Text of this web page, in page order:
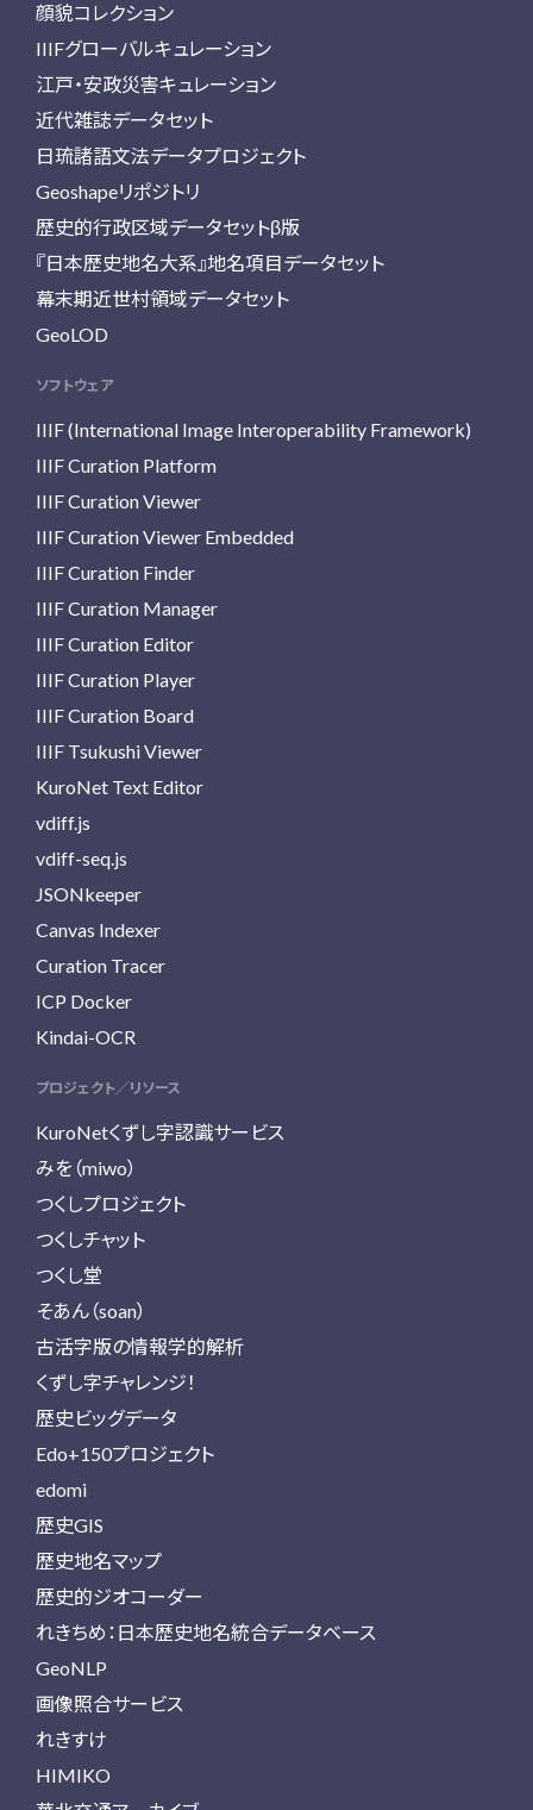
顔貌コレクション
IIIFグローバルキュレーション
江戸・安政災害キュレーション
近代雑誌データセット
日琉諸語文法データプロジェクト
Geoshapeリポジトリ
歴史的行政区域データセットβ版
『日本歴史地名大系』地名項目データセット
幕末期近世村領域データセット
GeoLOD
ソフトウェア
IIIF (International Image Interoperability Framework)
IIIF Curation Platform
IIIF Curation Viewer
IIIF Curation Viewer Embedded
IIIF Curation Finder
IIIF Curation Manager
IIIF Curation Editor
IIIF Curation Player
IIIF Curation Board
IIIF Tsukushi Viewer
KuroNet Text Editor
vdiff.js
vdiff-seq.js
JSONkeeper
Canvas Indexer
Curation Tracer
ICP Docker
Kindai-OCR
プロジェクト／リソース
KuroNetくずし字認識サービス
みを（miwo）
つくしプロジェクト
つくしチャット
つくし堂
そあん（soan）
古活字版の情報学的解析
くずし字チャレンジ！
歴史ビッグデータ
Edo+150プロジェクト
edomi
歴史GIS
歴史地名マップ
歴史的ジオコーダー
れきちめ：日本歴史地名統合データベース
GeoNLP
画像照合サービス
れきすけ
HIMIKO